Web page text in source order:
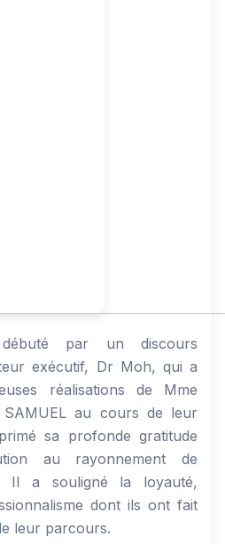
par un discours
exécutif, Dr Moh, qui a
réalisations de Mme
au cours de leur
sa profonde gratitude
au rayonnement de
Il a souligné la loyauté,
dont ils ont fait
leur parcours.